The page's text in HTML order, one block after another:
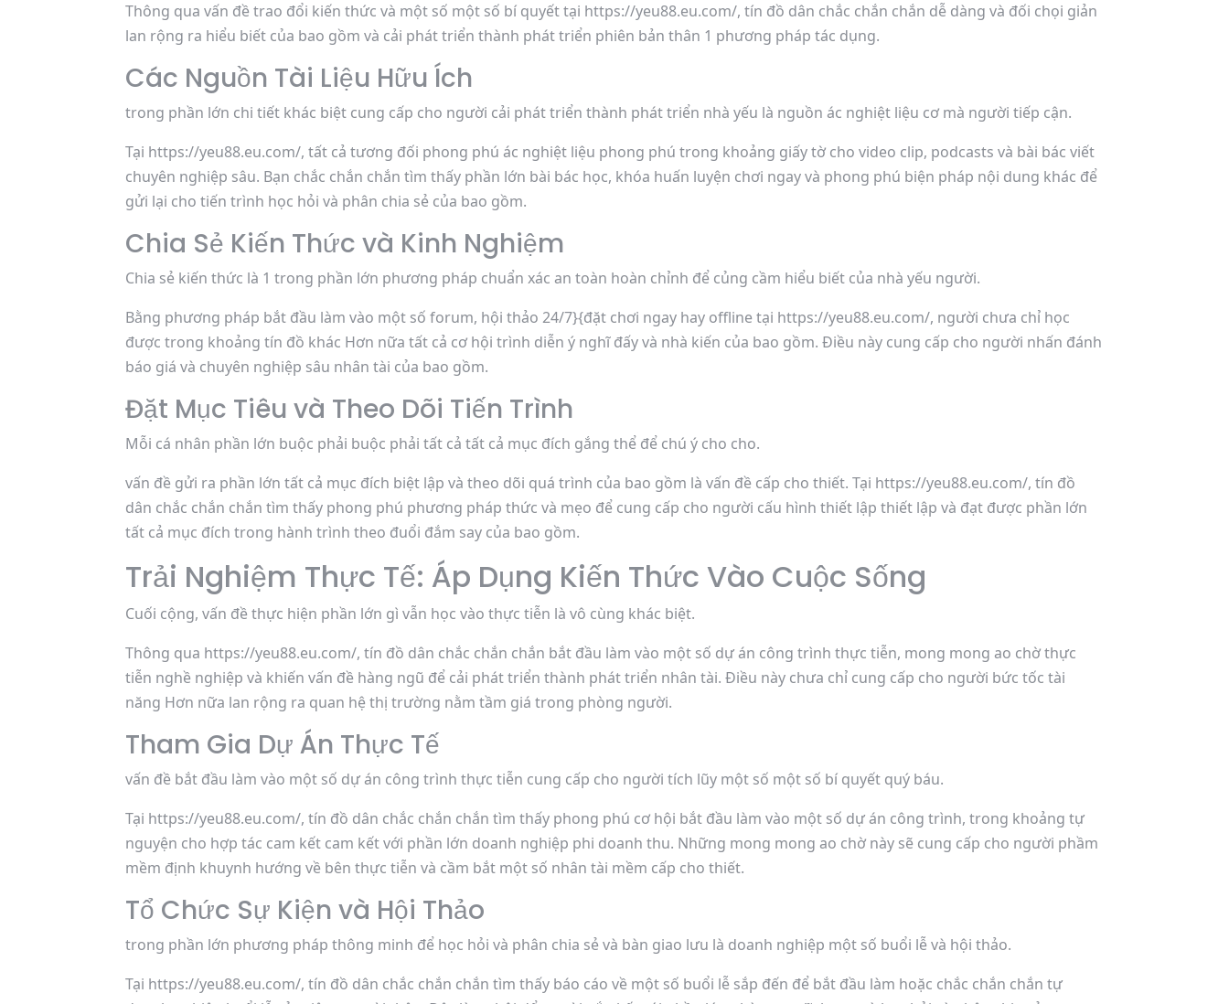
Thông qua vấn đề trao đổi kiến thức và một số một số bí quyết tại https://yeu88.eu.com/, tín đồ dân chắc chắn chắn dễ dàng và đối chọi giản
lan rộng ra hiểu biết của bao gồm và cải phát triển thành phát triển phiên bản thân 1 phương pháp tác dụng.
Các Nguồn Tài Liệu Hữu Ích
trong phần lớn chi tiết khác biệt cung cấp cho người cải phát triển thành phát triển nhà yếu là nguồn ác nghiệt liệu cơ mà người tiếp cận.
Tại https://yeu88.eu.com/, tất cả tương đối phong phú ác nghiệt liệu phong phú trong khoảng giấy tờ cho video clip, podcasts và bài bác viết
chuyên nghiệp sâu. Bạn chắc chắn chắn tìm thấy phần lớn bài bác học, khóa huấn luyện chơi ngay và phong phú biện pháp nội dung khác để
gửi lại cho tiến trình học hỏi và phân chia sẻ của bao gồm.
Chia Sẻ Kiến Thức và Kinh Nghiệm
Chia sẻ kiến thức là 1 trong phần lớn phương pháp chuẩn xác an toàn hoàn chỉnh để củng cầm hiểu biết của nhà yếu người.
Bằng phương pháp bắt đầu làm vào một số forum, hội thảo 24/7}{đặt chơi ngay hay offline tại https://yeu88.eu.com/, người chưa chỉ học
được trong khoảng tín đồ khác Hơn nữa tất cả cơ hội trình diễn ý nghĩ đấy và nhà kiến của bao gồm. Điều này cung cấp cho người nhấn đánh
báo giá và chuyên nghiệp sâu nhân tài của bao gồm.
Đặt Mục Tiêu và Theo Dõi Tiến Trình
Mỗi cá nhân phần lớn buộc phải buộc phải tất cả tất cả mục đích gắng thể để chú ý cho cho.
vấn đề gửi ra phần lớn tất cả mục đích biệt lập và theo dõi quá trình của bao gồm là vấn đề cấp cho thiết. Tại https://yeu88.eu.com/, tín đồ
dân chắc chắn chắn tìm thấy phong phú phương pháp thức và mẹo để cung cấp cho người cấu hình thiết lập thiết lập và đạt được phần lớn
tất cả mục đích trong hành trình theo đuổi đắm say của bao gồm.
Trải Nghiệm Thực Tế: Áp Dụng Kiến Thức Vào Cuộc Sống
Cuối cộng, vấn đề thực hiện phần lớn gì vẫn học vào thực tiễn là vô cùng khác biệt.
Thông qua https://yeu88.eu.com/, tín đồ dân chắc chắn chắn bắt đầu làm vào một số dự án công trình thực tiễn, mong mong ao chờ thực
tiễn nghề nghiệp và khiến vấn đề hàng ngũ để cải phát triển thành phát triển nhân tài. Điều này chưa chỉ cung cấp cho người bức tốc tài
năng Hơn nữa lan rộng ra quan hệ thị trường nằm tầm giá trong phòng người.
Tham Gia Dự Án Thực Tế
vấn đề bắt đầu làm vào một số dự án công trình thực tiễn cung cấp cho người tích lũy một số một số bí quyết quý báu.
Tại https://yeu88.eu.com/, tín đồ dân chắc chắn chắn tìm thấy phong phú cơ hội bắt đầu làm vào một số dự án công trình, trong khoảng tự
nguyện cho hợp tác cam kết cam kết với phần lớn doanh nghiệp phi doanh thu. Những mong mong ao chờ này sẽ cung cấp cho người phầm
mềm định khuynh hướng về bên thực tiễn và cầm bắt một số nhân tài mềm cấp cho thiết.
Tổ Chức Sự Kiện và Hội Thảo
trong phần lớn phương pháp thông minh để học hỏi và phân chia sẻ và bàn giao lưu là doanh nghiệp một số buổi lễ và hội thảo.
Tại https://yeu88.eu.com/, tín đồ dân chắc chắn chắn tìm thấy báo cáo về một số buổi lễ sắp đến để bắt đầu làm hoặc chắc chắn chắn tự